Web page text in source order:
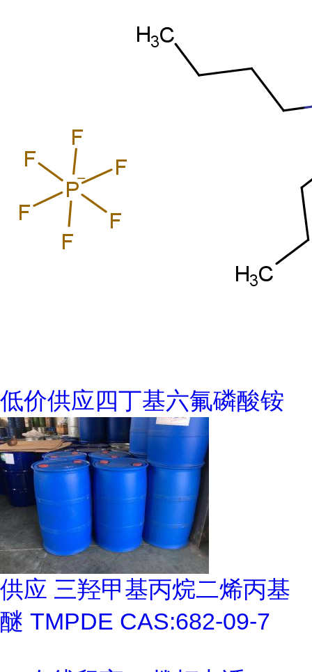
低价供应四丁基六氟磷酸铵
供应 三羟甲基丙烷二烯丙基
醚 TMPDE CAS:682-09-7